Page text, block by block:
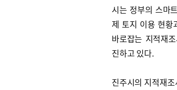
시는 정부의 스마
제 토지 이용 현황
바로잡는 지적재
진하고 있다.
진주시의 지적재